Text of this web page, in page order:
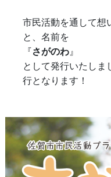
市民活動を通して想
と、名前を
『さがのわ』
として発行いたし
行となります！